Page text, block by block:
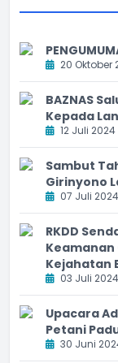
20 Oktober
BAZNAS
Kepada
12 Juli 2024
Sambut
Girinyono
07 Juli 2024
RKDD
Keamanan
Kejahatan
03 Juli 2024
Upacara
Petani
30 Juni